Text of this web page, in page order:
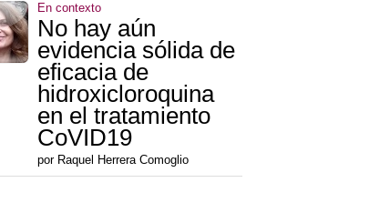
En contexto
No hay aún
evidencia sólida de
eficacia de
hidroxicloroquina
en el tratamiento
CoVID19
por Raquel Herrera Comoglio